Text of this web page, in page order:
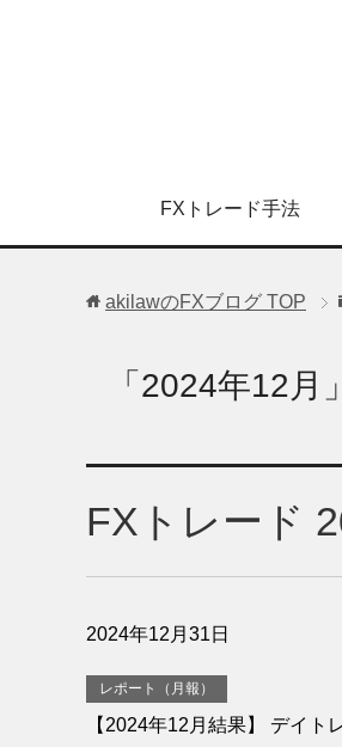
FXトレード手法
akilawのFXブログ TOP
「2024年12月
FXトレード
2024年12月31日
レポート（月報）
【2024年12月結果】 デイト